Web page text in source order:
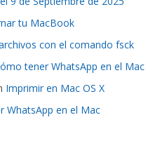
tu MacBook
con el comando fsck
tener WhatsApp en el Mac
Imprimir en Mac OS X
WhatsApp en el Mac